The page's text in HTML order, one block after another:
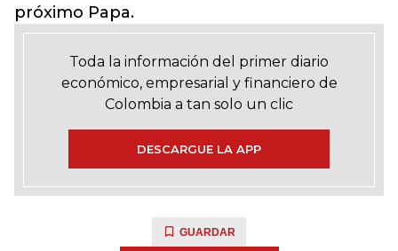
próximo Papa.
Toda la información del primer diario
económico, empresarial y financiero de
Colombia a tan solo un clic
DESCARGUE LA APP
GUARDAR